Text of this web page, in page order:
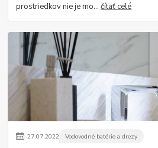
prostriedkov nie je mo...čítať celé
27.07.2022 Vodovodné batérie a drezy